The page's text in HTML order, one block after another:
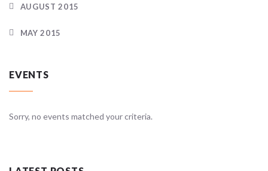
AUGUST 2015
MAY 2015
EVENTS
Sorry, no events matched your criteria.